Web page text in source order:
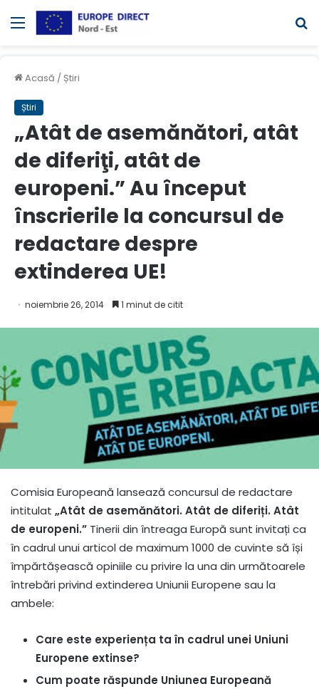
Meniul
Acasă / Știri
Știri
„Atât de asemănători, atât
de diferiţi, atât de
europeni.” Au început
înscrierile la concursul de
redactare despre
extinderea UE!
noiembrie 26, 2014 1 minut de citit
Comisia Europeană lansează concursul de redactare
intitulat „Atât de asemănători. Atât de diferiți. Atât
de europeni.” Tinerii din întreaga Europă sunt invitați ca
în cadrul unui articol de maximum 1000 de cuvinte să își
împărtășească opiniile cu privire la una din următoarele
întrebări privind extinderea Uniunii Europene sau la
ambele:
Care este experiența ta în cadrul unei Uniuni
Europene extinse?
Cum poate răspunde Uniunea Europeană